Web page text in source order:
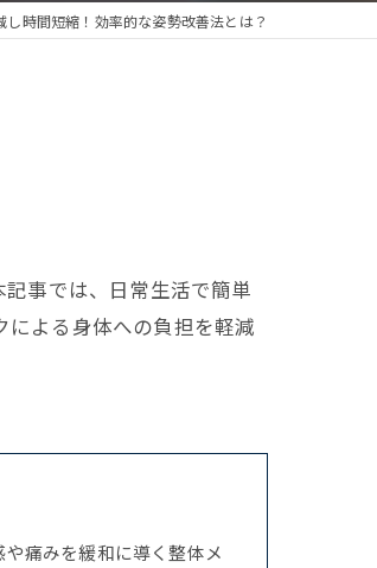
し時間短縮！効率的な姿勢改善法とは？
事では、日常生活で簡単
よる身体への負担を軽減
痛みを緩和に導く整体メ